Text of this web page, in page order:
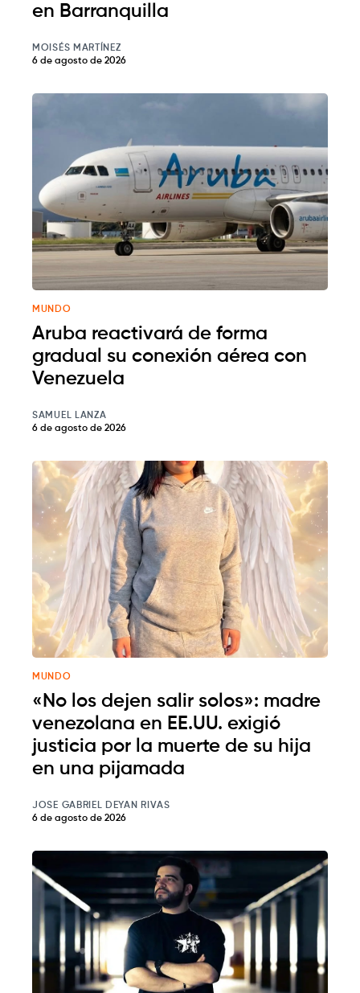
en Barranquilla
MOISÉS MARTÍNEZ
6 de agosto de 2026
MUNDO
Aruba reactivará de forma
gradual su conexión aérea con
Venezuela
SAMUEL LANZA
6 de agosto de 2026
MUNDO
«No los dejen salir solos»: madre
venezolana en EE.UU. exigió
justicia por la muerte de su hija
en una pijamada
JOSE GABRIEL DEYAN RIVAS
6 de agosto de 2026